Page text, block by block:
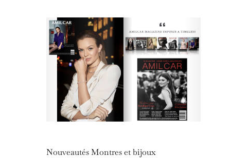
Nouveautés Montres et bijoux